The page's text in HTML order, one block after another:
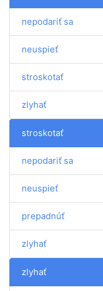
nepodariť sa
neuspieť
stroskotať
zlyhať
stroskotať
nepodariť sa
neuspieť
prepadnúť
zlyhať
zlyhať